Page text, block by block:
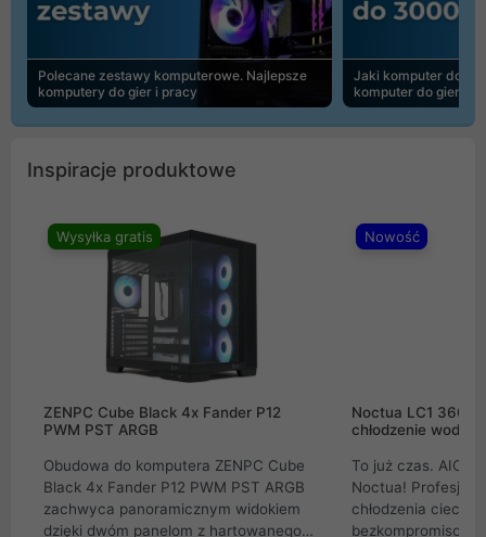
Polecane zestawy komputerowe. Najlepsze
komputery do gier i pracy
Jaki komputer do
komputer do gier |
Inspiracje produktowe
Wysyłka gratis
ZENPC Cube Black 4x Fander P12
PWM PST ARGB
Obudowa do komputera ZENPC Cube
Black 4x Fander P12 PWM PST ARGB
zachwyca panoramicznym widokiem
dzięki dwóm panelom z hartowanego
Nowość
Noctua LC1
chłodzenie wodne
To już czas. AIO
Noctua!
chłodzenia cieczą